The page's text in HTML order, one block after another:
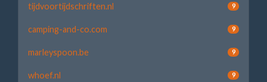
tijdvoortijdschriften.nl 9
camping-and-co.com 9
marleyspoon.be 9
whoef.nl 9